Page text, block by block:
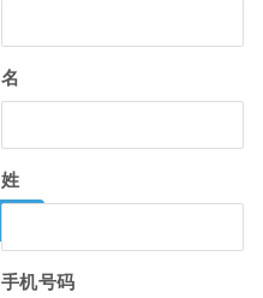
名
姓
手机号码